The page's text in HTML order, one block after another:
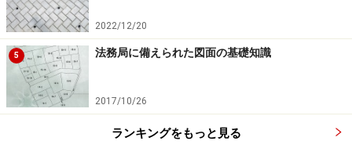
2022/12/20
5 法務局に備えられた図面の基礎知識
2017/10/26
ランキングをもっと見る